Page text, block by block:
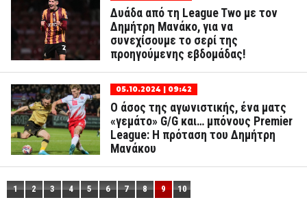
Δυάδα από τη League Two με τον
Δημήτρη Μανάκο, για να
συνεχίσουμε το σερί της
προηγούμενης εβδομάδας!
05.10.2024 | 09:42
Ο άσος της αγωνιστικής, ένα ματς
«γεμάτο» G/G και… μπόνους Premier
League: Η πρόταση του Δημήτρη
Μανάκου
1 2 3 4 5 6 7 8 9 10